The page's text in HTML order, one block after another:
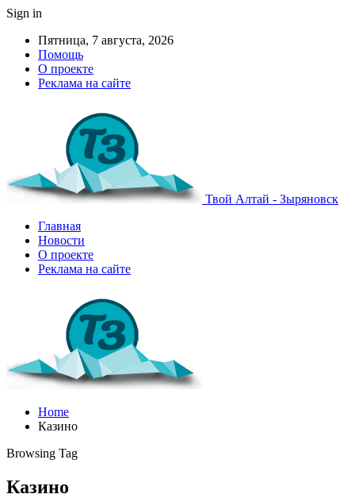
Sign in
Пятница, 7 августа, 2026
Помощь
О проекте
Реклама на сайте
Твой Алтай - Зыряновск
Главная
Новости
О проекте
Реклама на сайте
Home
Казино
Browsing Tag
Казино